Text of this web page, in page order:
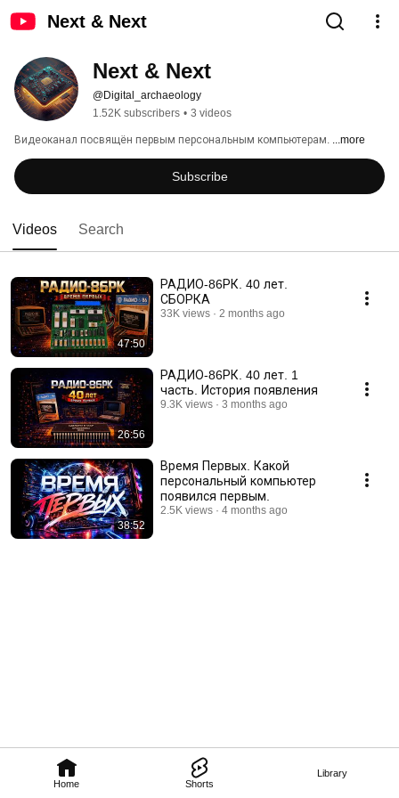
Next & Next
Home Shorts
Library
Next & Next
@Digital_archaeology
1.52K subscribers • 3 videos
Видеоканал посвящён первым персональным компьютерам. ...more
Subscribe
Videos Search
47:50
РАДИО-86РК. 40 лет.
СБОРКА
33K views 2 months ago
26:56
РАДИО-86РК. 40 лет. 1
часть. История появления
9.3K views 3 months ago
38:52
Время Первых. Какой
персональный компьютер
появился первым.
2.5K views 4 months ago